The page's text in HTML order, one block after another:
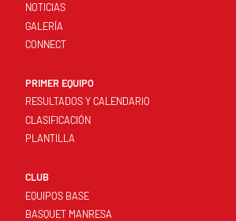
NOTICIAS
GALERÍA
CONNECT
PRIMER EQUIPO
RESULTADOS Y CALENDARIO
CLASIFICACIÓN
PLANTILLA
CLUB
EQUIPOS BASE
BASQUET MANRESA